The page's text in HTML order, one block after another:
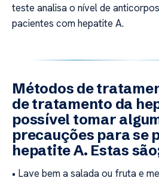
teste analisa o nível de
pacientes com hepatite A.
Métodos de
de tratamento da
possível tomar
precauções para se
hepatite A. Estas
• Lave bem a salada ou fruta e